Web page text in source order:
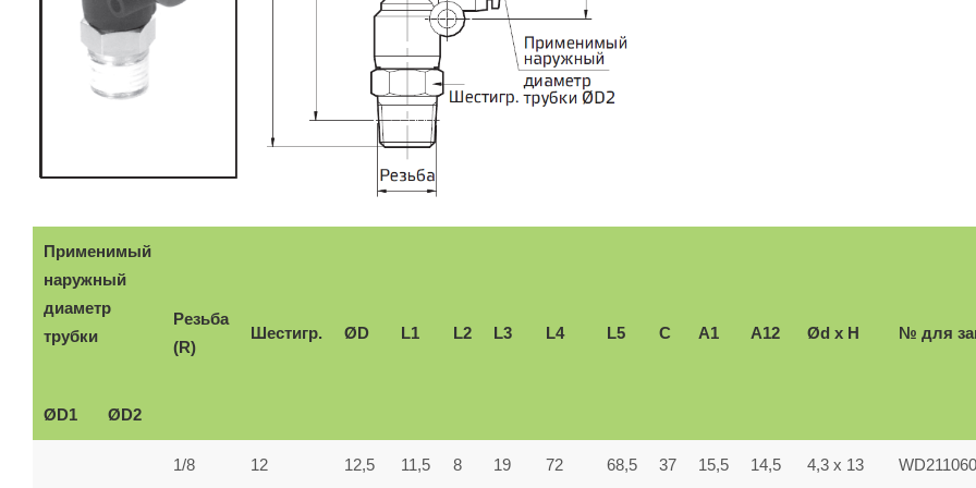
Применимый
наружный
диаметр
трубки
Резьба
(R)
Шестигр. ØD L1 L2 L3 L4 L5 C А1 А12 Ød x H № для
ØD1 ØD2
1/8 12 12,5 11,5 8 19 72 68,5 37 15,5 14,5 4,3 x 13